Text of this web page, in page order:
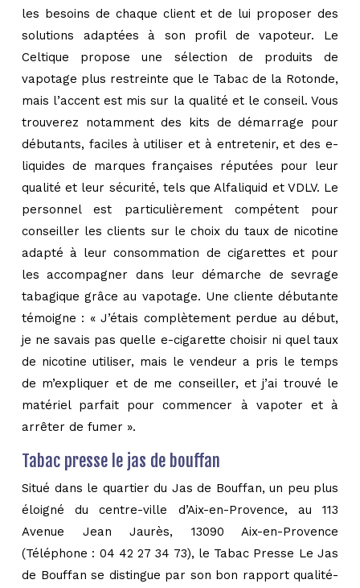
les besoins de chaque client et de lui proposer des
solutions adaptées à son profil de vapoteur. Le
Celtique propose une sélection de produits de
vapotage plus restreinte que le Tabac de la Rotonde,
mais l’accent est mis sur la qualité et le conseil. Vous
trouverez notamment des kits de démarrage pour
débutants, faciles à utiliser et à entretenir, et des e-
liquides de marques françaises réputées pour leur
qualité et leur sécurité, tels que Alfaliquid et VDLV. Le
personnel est particulièrement compétent pour
conseiller les clients sur le choix du taux de nicotine
adapté à leur consommation de cigarettes et pour
les accompagner dans leur démarche de sevrage
tabagique grâce au vapotage. Une cliente débutante
témoigne : « J’étais complètement perdue au début,
je ne savais pas quelle e-cigarette choisir ni quel taux
de nicotine utiliser, mais le vendeur a pris le temps
de m’expliquer et de me conseiller, et j’ai trouvé le
matériel parfait pour commencer à vapoter et à
arrêter de fumer ».
Tabac presse le jas de bouffan
Situé dans le quartier du Jas de Bouffan, un peu plus
éloigné du centre-ville d’Aix-en-Provence, au 113
Avenue Jean Jaurès, 13090 Aix-en-Provence
(Téléphone : 04 42 27 34 73), le Tabac Presse Le Jas
de Bouffan se distingue par son bon rapport qualité-